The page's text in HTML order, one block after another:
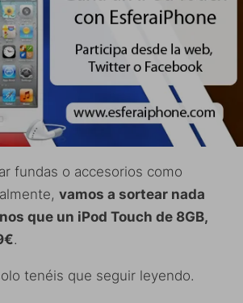
fundas o accesorios como
vamos a sortear nada
que un iPod Touch de 8GB,
.
tenéis que seguir leyendo.